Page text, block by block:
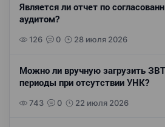
Является ли отчет по
аудитом?
126 0 28 июля 2026
Можно ли вручную загрузить
периоды при отсутствии УНК?
743 0 22 июля 2026